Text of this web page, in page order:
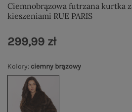
Ciemnobrązowa futrzana kurtka z
kieszeniami RUE PARIS
Kolory: ciemny brązowy
299,99 zł